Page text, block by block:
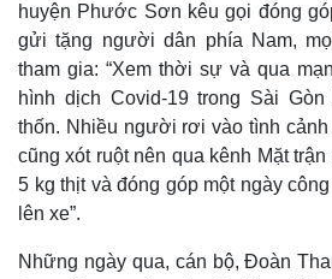
huyện Phước Sơn kêu gọi đóng
gửi tặng người dân phía Nam,
tham gia: “Xem thời sự và qua
hình dịch Covid-19 trong Sài
thốn. Nhiều người rơi vào tình
cũng xót ruột nên qua kênh Mặt
5 kg thịt và đóng góp một ngày
lên xe”.
Những ngày qua, cán bộ, Đoàn